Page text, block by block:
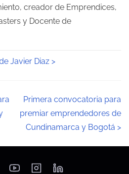
creador de Emprendices,
y Docente de
Javier Diaz >
Primera convocatoria para
premiar emprendedores de
Cundinamarca y Bogotá >